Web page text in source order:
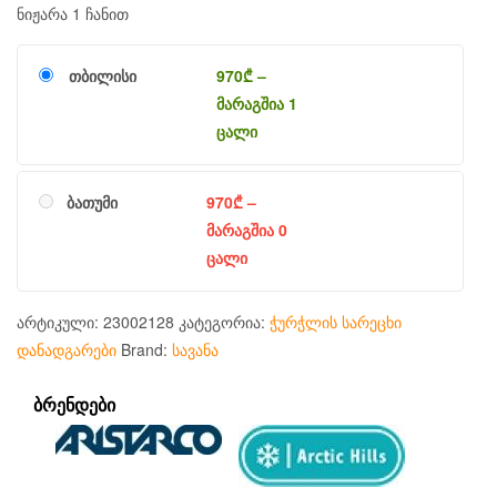
ნიჟარა 1 ჩანით
თბილისი 970₾–
მარაგშია 1
ცალი
ბათუმი 970₾–
მარაგშია 0
ცალი
არტიკული: 23002128 კატეგორია: ჭურჭლის სარეცხი
დანადგარები Brand: სავანა
ᲑᲠᲔᲜᲓᲔᲑᲘ